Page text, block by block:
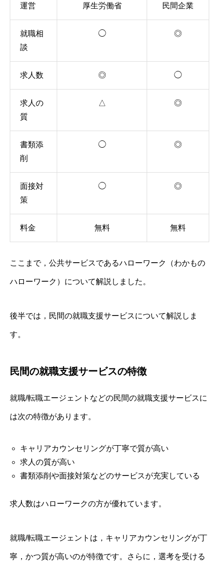
運営 厚生労働省 民間企業
就職相
談
◯ ◎
求人数 ◎ ◯
求人の
質
△ ◎
書類添
削
◯ ◎
面接対
策
◯ ◎
料金 無料 無料
ここまで，公共サービスであるハローワーク（わかもの
ハローワーク）について解説しました。
後半では，民間の就職支援サービスについて解説しま
す。
民間の就職支援サービスの特徴
就職/転職エージェントなどの民間の就職支援サービスに
は次の特徴があります。
キャリアカウンセリングが丁寧で質が高い
求人の質が高い
書類添削や面接対策などのサービスが充実している
求人数はハローワークの方が優れています。
就職/転職エージェントは，キャリアカウンセリングが丁
寧，かつ質が高いのが特徴です。さらに，選考を受ける